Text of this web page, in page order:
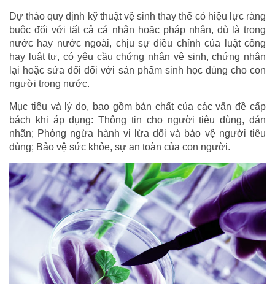
Dự thảo quy định kỹ thuật vệ sinh thay thế có hiệu lực ràng
buộc đối với tất cả cá nhân hoặc pháp nhân, dù là trong
nước hay nước ngoài, chịu sự điều chỉnh của luật công
hay luật tư, có yêu cầu chứng nhận vệ sinh, chứng nhận
lại hoặc sửa đổi đối với sản phẩm sinh học dùng cho con
người trong nước.
Mục tiêu và lý do, bao gồm bản chất của các vấn đề cấp
bách khi áp dụng: Thông tin cho người tiêu dùng, dán
nhãn; Phòng ngừa hành vi lừa dối và bảo vệ người tiêu
dùng; Bảo vệ sức khỏe, sự an toàn của con người.